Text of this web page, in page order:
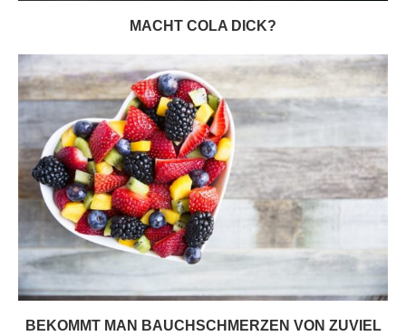
MACHT COLA DICK?
BEKOMMT MAN BAUCHSCHMERZEN VON ZUVIEL